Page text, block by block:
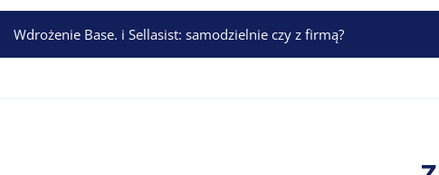
Nawigacja
wpisu
Wdrożenie Base. i Sellasist: samodzielnie czy z firmą?